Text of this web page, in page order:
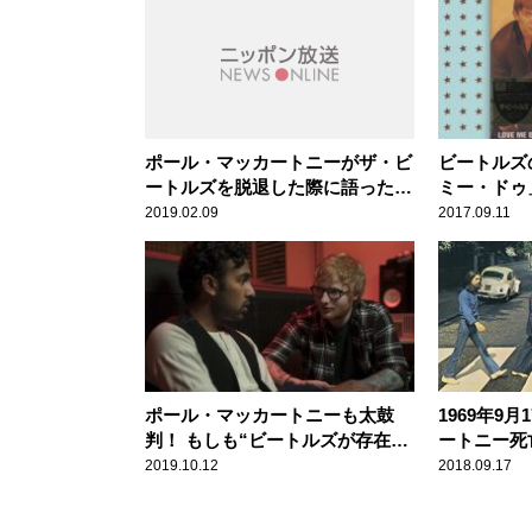
ポール・マッカートニーがザ・ビ
ートルズを脱退した際に語った名
言
2019.02.09
ビートル
ミー・ド
受けた屈辱
2017.09.11
ポール・マッカートニーも太鼓
判！ もしも“ビートルズが存在し
ていない世界”があったなら..
2019.10.12
1969年9月
ートニー
2018.09.17